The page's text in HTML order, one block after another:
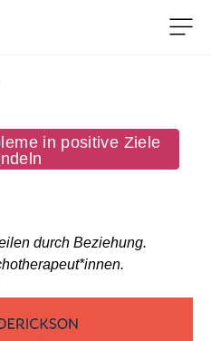
in positive Ziele
durch Beziehung.